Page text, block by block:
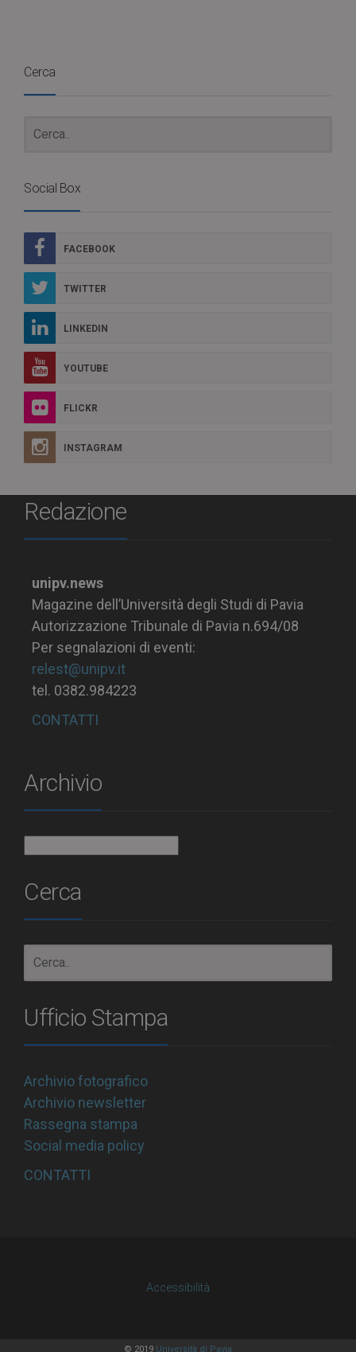
Cerca
Social Box
FACEBOOK
TWITTER
LINKEDIN
YOUTUBE
FLICKR
INSTAGRAM
Redazione
unipv.news
Magazine dell’Università degli Studi di Pavia
Autorizzazione Tribunale di Pavia n.694/08
Per segnalazioni di eventi:
relest@unipv.it
tel. 0382.984223
CONTATTI
Archivio
Cerca
Ufficio Stampa
Archivio fotografico
Archivio newsletter
Rassegna stampa
Social media policy
CONTATTI
Accessibilità
© 2019 Università di Pavia